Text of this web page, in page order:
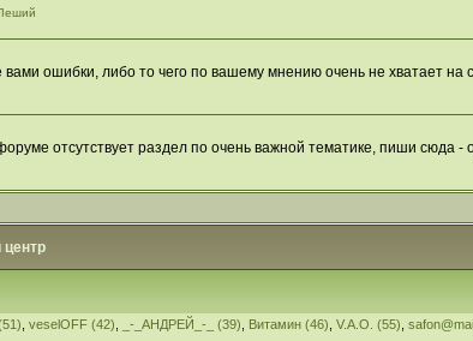
ошибки, либо то чего по вашему мнению очень не хватает на
отсутствует раздел по очень важной тематике, пиши сюда -
veselOFF (42) _-_АНДРЕЙ_-_ (39) Витамин (46) V.A.O. (55)